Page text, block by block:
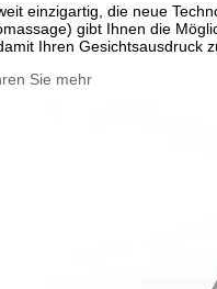
einzigartig, die neue
gibt Ihnen die
Ihren Gesichtsausdruck
Sie mehr